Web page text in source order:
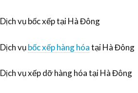
Dịch vụ bốc xếp tại Hà Đông
Dịch vụbốc xếp hàng hóatại Hà Đông
Dịch vụ xếp dỡ hàng hóa tại Hà Đông